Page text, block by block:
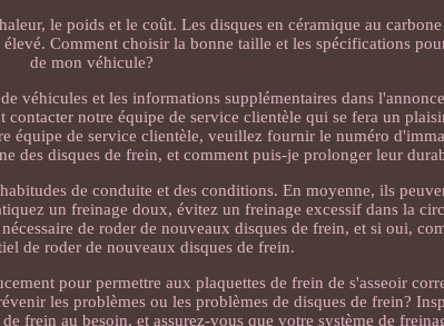
le poids et le coût. Les disques en céramique au
Comment choisir la bonne taille et les spécifications
de mon véhicule?
véhicules et les informations supplémentaires dans
notre équipe de service clientèle qui se fera un
équipe de service clientèle, veuillez fournir le numéro
des disques de frein, et comment puis-je prolonger leur
de conduite et des conditions. En moyenne, ils
un freinage doux, évitez un freinage excessif dans la
de roder de nouveaux disques de frein, et si oui,
de roder de nouveaux disques de frein.
pour permettre aux plaquettes de frein de s'asseoir
les problèmes ou les problèmes de disques de frein?
frein au besoin, et assurez-vous que votre système de